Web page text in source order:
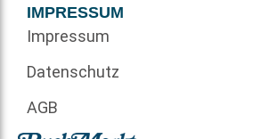
IMPRESSUM
Impressum
Datenschutz
AGB